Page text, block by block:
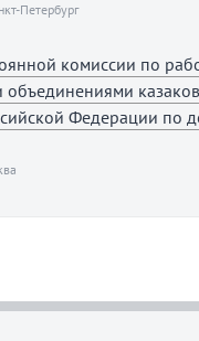
Петербург
комиссии по
Федерации по